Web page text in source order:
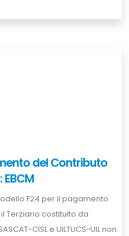
del Contributo
F24 per il pagamento
Terziario costituito da
CISL e UILTUCS-UIL non